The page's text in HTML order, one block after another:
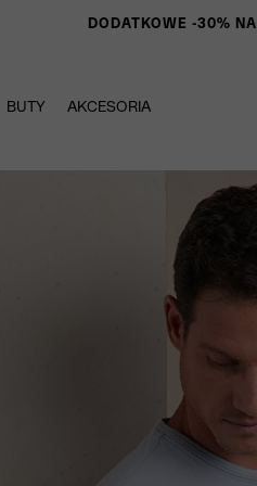
DODATKOWE -30%
BUTY AKCESORIA